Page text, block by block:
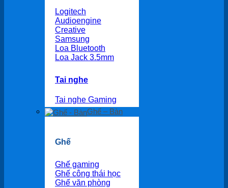
Logitech
Audioengine
Creative
Samsung
Loa Bluetooth
Loa Jack 3.5mm
Tai nghe
Tai nghe Gaming
Ghế – Bàn
Ghế
Ghế gaming
Ghế công thái học
Ghế văn phòng